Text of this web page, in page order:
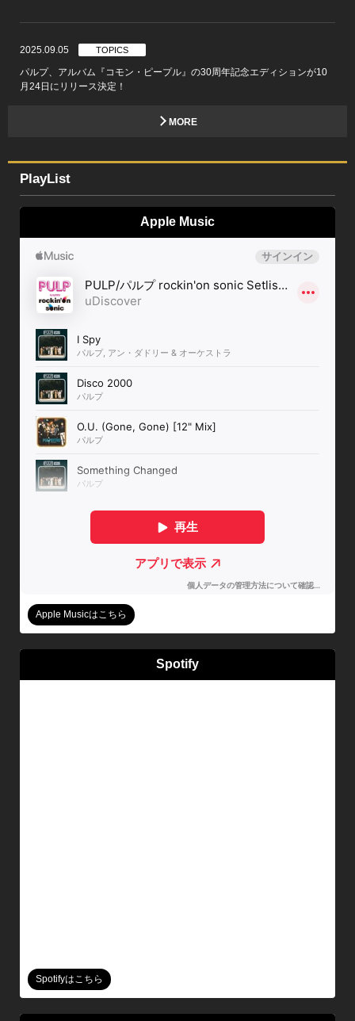
2025.09.05 TOPICS
パルプ、アルバム『コモン・ピープル』の30周年記念エディションが10
月24日にリリース決定！
MORE
PlayList
Apple Music
Apple Musicはこちら
Spotify
Spotifyはこちら